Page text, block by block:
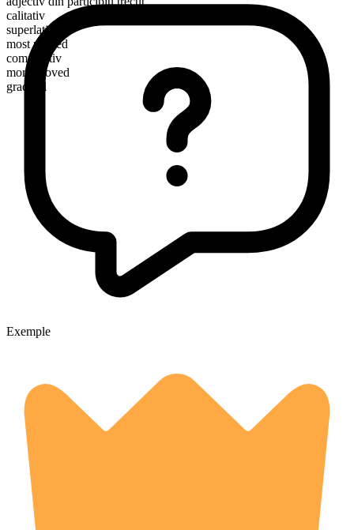
calitativ
superlativ
most proved
comparativ
more proved
gradabil
Exemple